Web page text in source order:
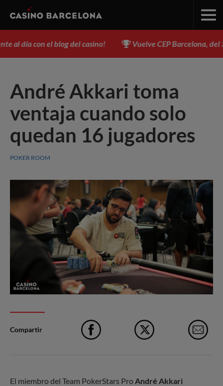
día con el blog del casino! Vuelve CEP Barcelona, del 3
André Akkari toma
ventaja cuando solo
quedan 16 jugadores
POKER ROOM
Compartir
Facebook
El miembro del Team PokerStars Pro André Akkari